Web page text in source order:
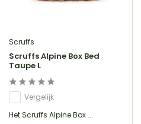
Scruffs
Scruffs Alpine Box Bed
Taupe L
Vergelijk
Het Scruffs Alpine Box ...